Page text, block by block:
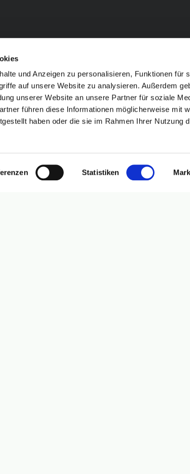
und Anzeigen zu personalisieren, Funktionen für
auf unsere Website zu analysieren. Außerdem
unserer Website an unsere Partner für soziale
führen diese Informationen möglicherweise mit
haben oder die sie im Rahmen Ihrer Nutzung
Statistiken